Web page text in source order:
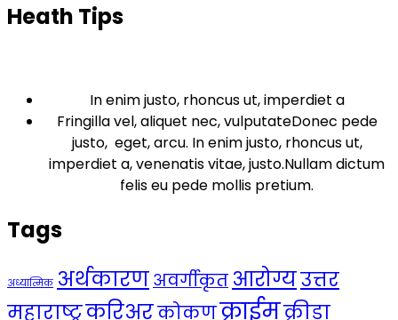
Heath Tips
In enim justo, rhoncus ut, imperdiet a
Fringilla vel, aliquet nec, vulputateDonec pede
justo, eget, arcu. In enim justo, rhoncus ut,
imperdiet a, venenatis vitae, justo.Nullam dictum
felis eu pede mollis pretium.
Tags
अध्यात्मिक अर्थकारणअवर्गीकृत आरोग्यउत्तर
महाराष्ट्रकरिअरकोकणक्राईमक्रीडा